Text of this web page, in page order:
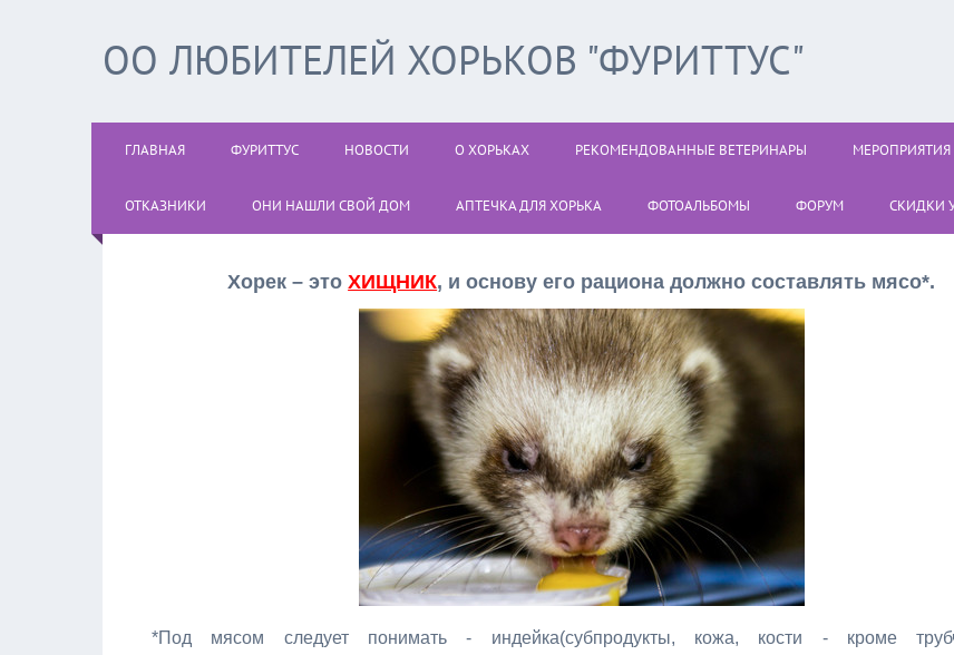
ОО ЛЮБИТЕЛЕЙ ХОРЬКОВ "ФУРИТТУС"
ГЛАВНАЯ ФУРИТТУС НОВОСТИ О ХОРЬКАХ РЕКОМЕНДОВАННЫЕ ВЕТЕРИНАРЫ
ОТКАЗНИКИ ОНИ НАШЛИ СВОЙ ДОМ АПТЕЧКА ДЛЯ ХОРЬКА ФОТОАЛЬБОМЫ ФОРУМ СКИДКИ
Хорек – этоХИЩНИК, и основу его рациона должно составлять мясо*.
*Под мясом следует понимать - индейка(субпродукты, кожа, кости - кроме